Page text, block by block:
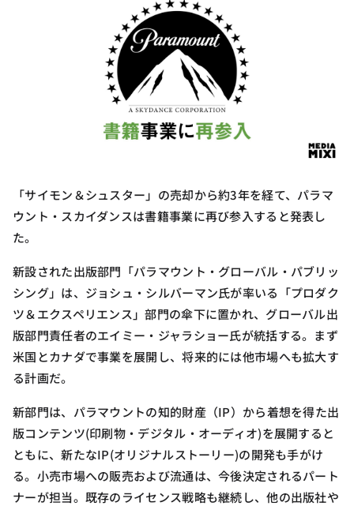
「サイモン＆シュスター」の売却から約3年を経て、パラマ
ウント・スカイダンスは書籍事業に再び参入すると発表し
た。
新設された出版部門「パラマウント・グローバル・パブリッ
シング」は、ジョシュ・シルバーマン氏が率いる「プロダク
ツ＆エクスペリエンス」部門の傘下に置かれ、グローバル出
版部門責任者のエイミー・ジャラショー氏が統括する。まず
米国とカナダで事業を展開し、将来的には他市場へも拡大す
る計画だ。
新部門は、パラマウントの知的財産（IP）から着想を得た出
版コンテンツ(印刷物・デジタル・オーディオ)を展開すると
ともに、新たなIP(オリジナルストーリー)の開発も手がけ
る。小売市場への販売および流通は、今後決定されるパート
ナーが担当。既存のライセンス戦略も継続し、他の出版社や